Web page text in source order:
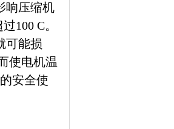
响压缩机
100 C。
可能损
使电机温
安全使